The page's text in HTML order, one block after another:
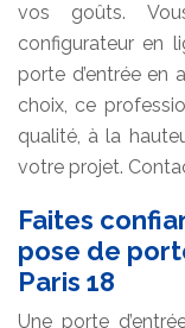
vos goûts.
configurateur en
porte d’entrée en
choix, ce
qualité, à la
votre projet.
Faites
pose de
Paris 18
Une porte